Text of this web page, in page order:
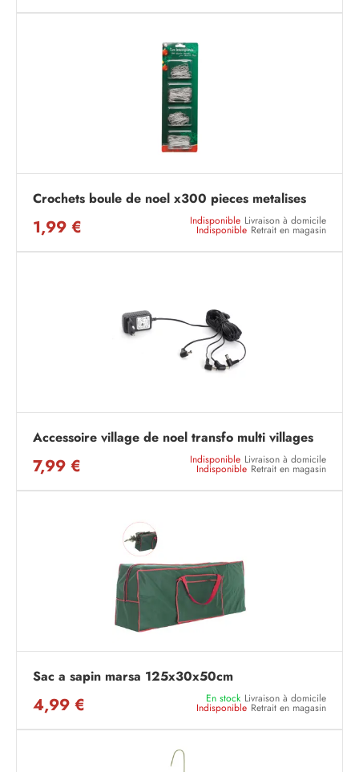
Crochets boule de noel x300 pieces metalises
1,99 € Indisponible Livraison à domicile
Indisponible Retrait en magasin
Accessoire village de noel transfo multi villages
7,99 € Indisponible Livraison à domicile
Indisponible Retrait en magasin
Sac a sapin marsa 125x30x50cm
4,99 € En stock Livraison à domicile
Indisponible Retrait en magasin